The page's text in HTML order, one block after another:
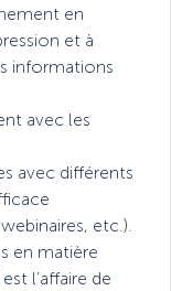
en
et à
informations
avec les
avec différents
etc.).
en matière
l’affaire de